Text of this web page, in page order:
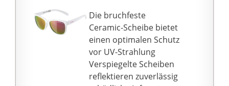
Die bruchfeste
Ceramic-Scheibe bietet
einen optimalen Schutz
vor UV-Strahlung
Verspiegelte Scheiben
reflektieren zuverlässig